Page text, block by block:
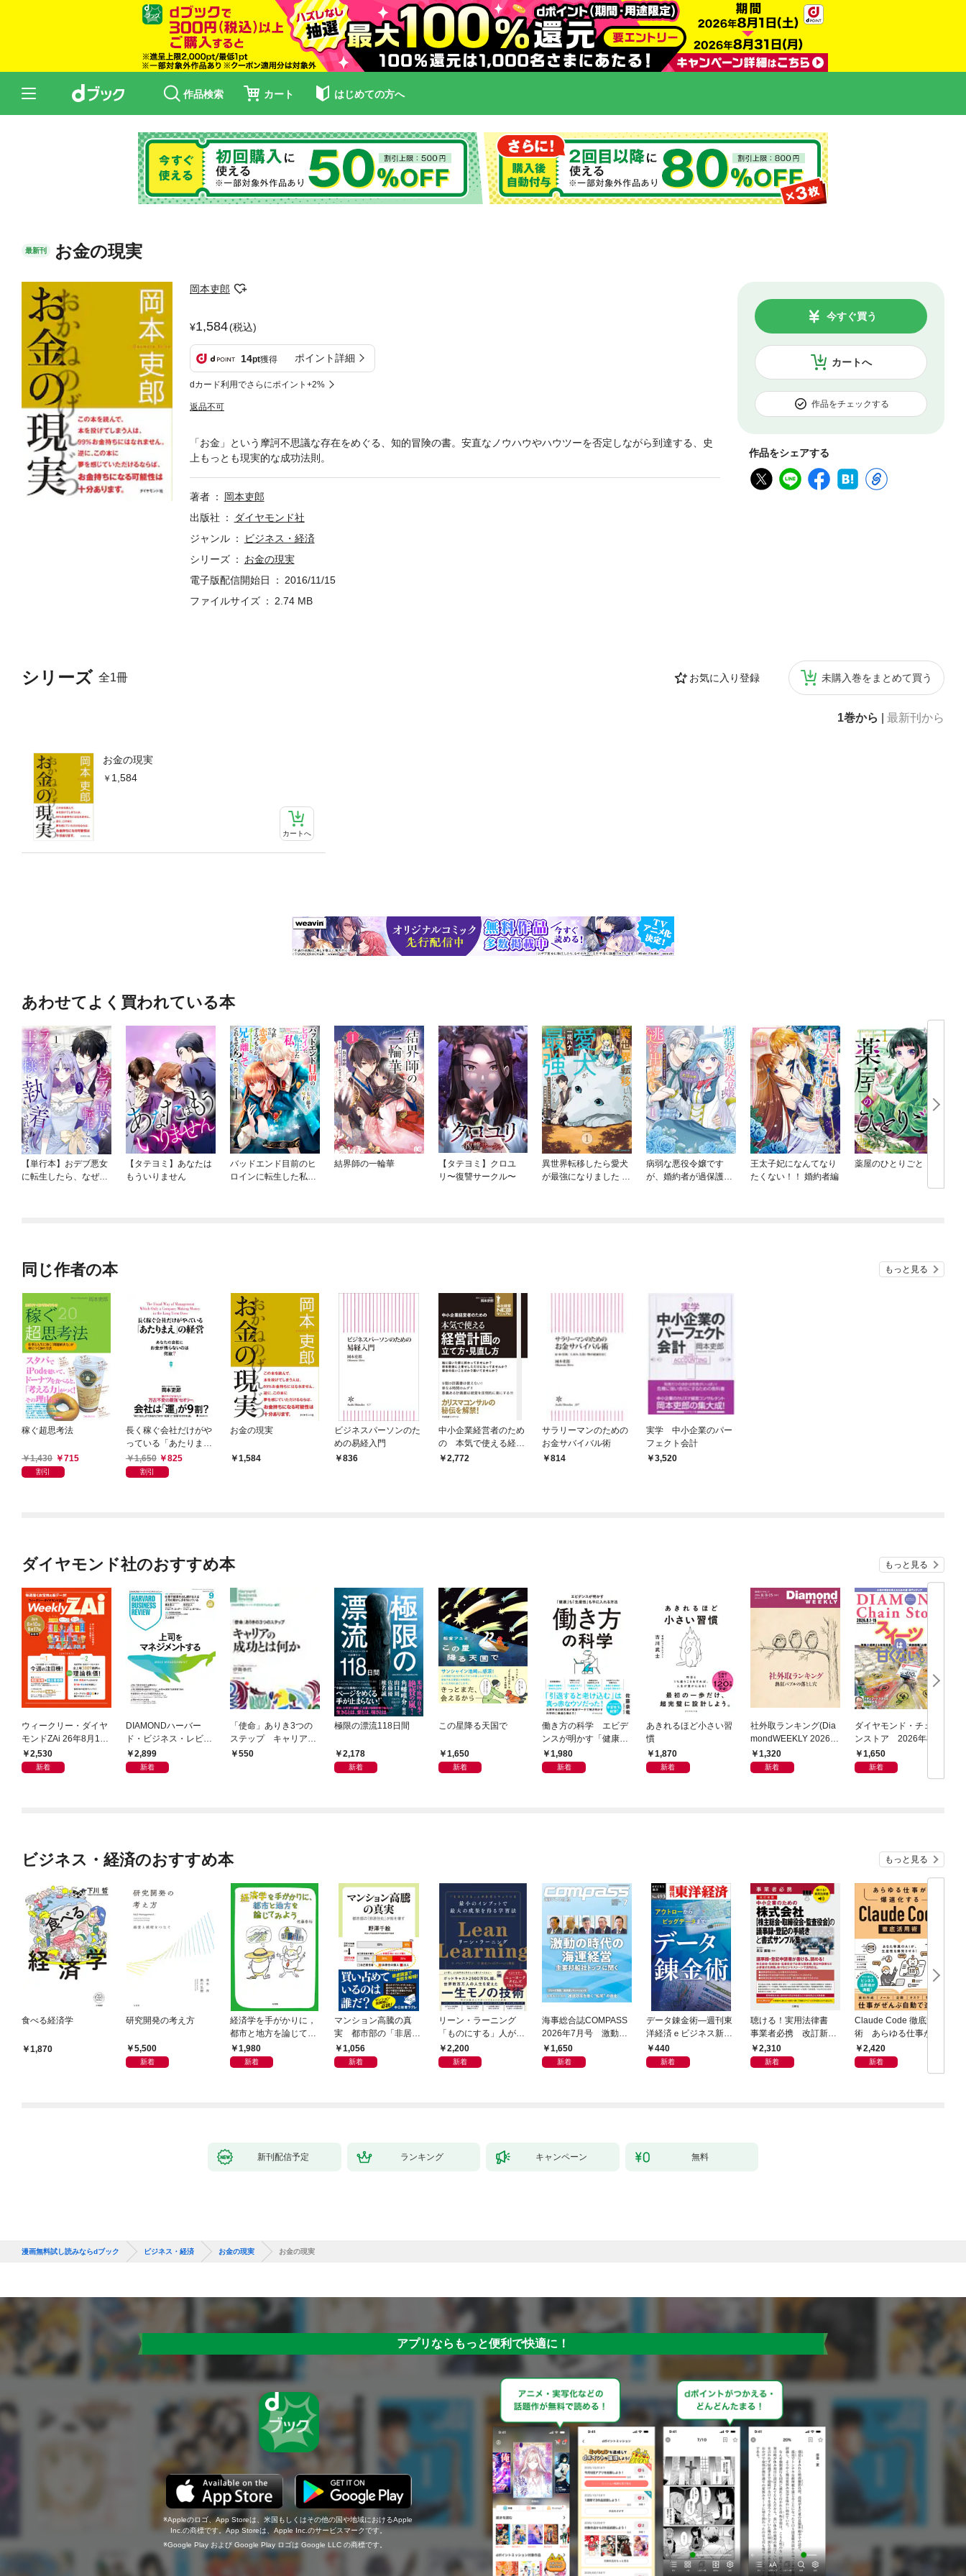
作品検索 カート はじめての方へ
最新刊 お金の現実
岡本吏郎
1,584(税込)
14pt獲得 ポイント詳細
dカード利用でさらにポイント+2%
返品不可
カートへ
今すぐ買う
作品をチェックする
作品をシェアする
シリーズ 全1冊 お気に入り登録 未購入巻をまとめて買う
1巻から 最新刊から
お金の現実
1,584
カートへ
「お金」という摩訶不思議な存在をめぐる、知的冒険の書。安直なノウハウやハウツーを否定しながら到達する、史
上もっとも現実的な成功法則。
著者
岡本吏郎
出版社
ダイヤモンド社
ジャンル
ビジネス・経済
シリーズ
お金の現実
電子版配信開始日
2016/11/15
ファイルサイズ
2.74 MB
あわせてよく買われている本
【単行本】おデブ悪女
に転生したら、なぜか
【タテヨミ】あなたは
もういりません
バッドエンド目前のヒ
ロインに転生した私、
結界師の一輪華
【タテヨミ】クロユ
リ〜復讐サークル〜
異世界転移したら愛犬
が最強になりました ～
病弱な悪役令嬢です
が、婚約者が過保護す
王太子妃になんてなり
たくない！！ 婚約者編
薬屋のひとりごと
同じ作者の本 もっと見る
稼ぐ超思考法
1,430 715
割引
長く稼ぐ会社だけがや
っている「あたりま
え」の経営
1,650 825
割引
お金の現実
1,584
ビジネスパーソンのた
めの易経入門
836
中小企業経営者のため
の 本気で使える経営
計画の立て方・見直し
2,772
サラリーマンのための
お金サバイバル術
814
実学 中小企業のパー
フェクト会計
3,520
ダイヤモンド社のおすすめ本 もっと見る
ウィークリー・ダイヤ
モンドZAi 26年8月10
日・17日合併号
2,530
新着
DIAMONDハーバー
ド・ビジネス・レビュ
ー 2026年9月号 特集
「上司をマネジメント
2,899
新着
「使命」ありき3つの
ステップ キャリアの
成功とは何か
550
極限の漂流118日間
2,178
新着
この星降る天国で
1,650
新着
働き方の科学 エビデ
ンスが明かす「健康」
も「生産性」も手に入
れる方法
1,980
新着
あきれるほど小さい習
慣
1,870
新着
社外取ランキング(Dia
mondWEEKLY 2026年
8/8・15合併号)
1,320
新着
ダイヤモンド・チェー
ンストア 2026年8月
1日・15日号
1,650
新着
ビジネス・経済のおすすめ本 もっと見る
食べる経済学
1,870
研究開発の考え方
5,500
新着
経済学を手がかりに，
都市と地方を論じてみ
よう1,980
新着
マンション高騰の真
実 都市部の「非居住
化」が街を壊す
1,056
新着
リーン・ラーニング
「ものにする」人が自
然とやっている 最小の
インプットで最大の成
2,200
新着
海事総合誌COMPASS
2026年7月号 激動の
時代の海運経営 主要
邦船社トップに聞く
1,650
新着
データ錬金術―週刊東
洋経済ｅビジネス新書
Ｎo.493
440
新着
聴ける！実用法律書
事業者必携 改訂新
版 中小企業のための
株式会社【株主総会・
2,310
新着
Claude Code 徹底活用
術 あらゆる仕事が爆
速化する
2,420
新着
新刊配信予定 ランキング キャンペーン 無料
漫画無料試し読みならdブック ビジネス・経済 お金の現実 お金の現実
アプリならもっと便利で快適に！
Appleのロゴ、App Storeは、米国もしくはその他の国や地域におけるApple
Inc.の商標です。App Storeは、Apple Inc.のサービスマークです。
Google Play および Google Play ロゴは Google LLC の商標です。